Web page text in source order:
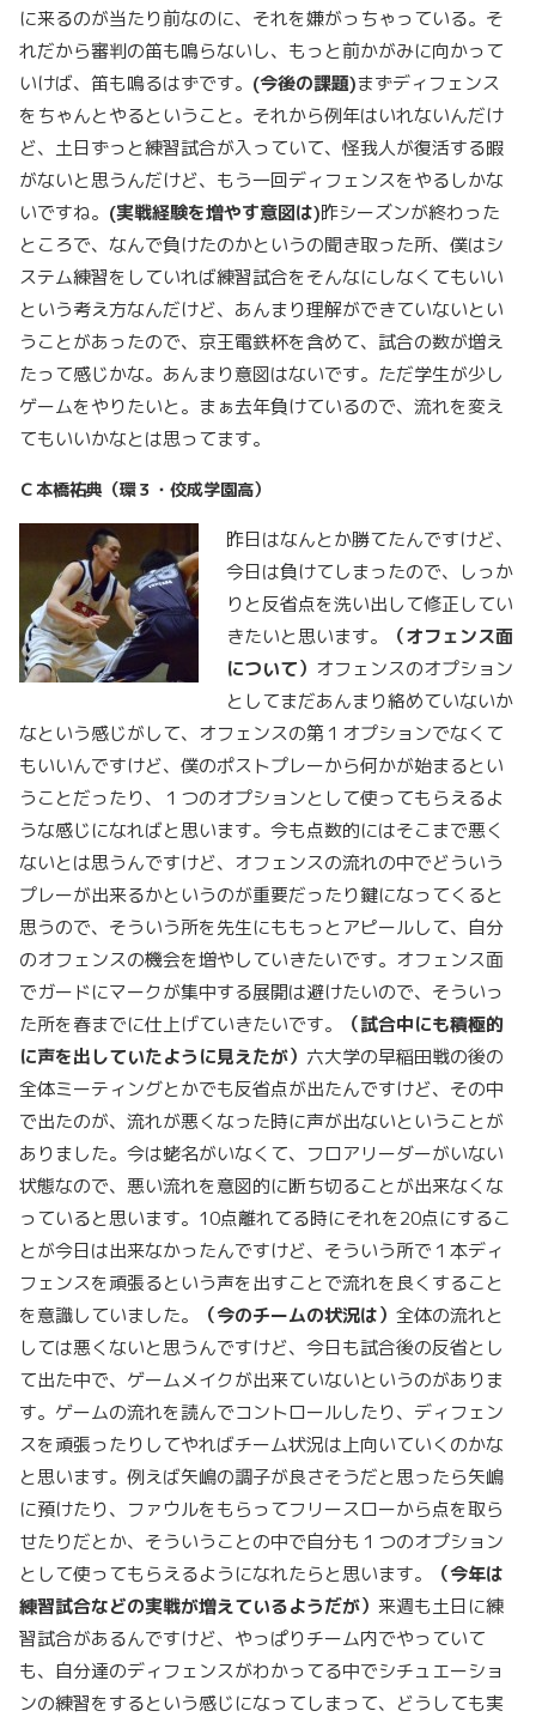
に来るのが当たり前なのに、それを嫌がっちゃっている。そ
れだから審判の笛も鳴らないし、もっと前かがみに向かって
いけば、笛も鳴るはずです。 (今後の課題)まずディフェンス
をちゃんとやるということ。それから例年はいれないんだけ
ど、土日ずっと練習試合が入っていて、怪我人が復活する暇
がないと思うんだけど、もう一回ディフェンスをやるしかな
いですね。 (実戦経験を増やす意図は)昨シーズンが終わった
ところで、なんで負けたのかというの聞き取った所、僕はシ
ステム練習をしていれば練習試合をそんなにしなくてもいい
という考え方なんだけど、あんまり理解ができていないとい
うことがあったので、京王電鉄杯を含めて、試合の数が増え
たって感じかな。あんまり意図はないです。ただ学生が少し
ゲームをやりたいと。まぁ去年負けているので、流れを変え
てもいいかなとは思ってます。
Ｃ本橋祐典（環３・佼成学園高）
昨日はなんとか勝てたんですけど、
今日は負けてしまったので、しっか
りと反省点を洗い出して修正してい
きたいと思います。
（オフェンス面
について） オフェンスのオプション
としてまだあんまり絡めていないか
なという感じがして、オフェンスの第１オプションでなくて
もいいんですけど、僕のポストプレーから何かが始まるとい
うことだったり、１つのオプションとして使ってもらえるよ
うな感じになればと思います。今も点数的にはそこまで悪く
ないとは思うんですけど、オフェンスの流れの中でどういう
プレーが出来るかというのが重要だったり鍵になってくると
思うので、そういう所を先生にももっとアピールして、自分
のオフェンスの機会を増やしていきたいです。オフェンス面
でガードにマークが集中する展開は避けたいので、そういっ
た所を春までに仕上げていきたいです。
（試合中にも積極的
に声を出していたように見えたが） 六大学の早稲田戦の後の
全体ミーティングとかでも反省点が出たんですけど、その中
で出たのが、流れが悪くなった時に声が出ないということが
ありました。今は蛯名がいなくて、フロアリーダーがいない
状態なので、悪い流れを意図的に断ち切ることが出来なくな
っていると思います。10点離れてる時にそれを20点にするこ
とが今日は出来なかったんですけど、そういう所で１本ディ
フェンスを頑張るという声を出すことで流れを良くすること
を意識していました。
（今のチームの状況は） 全体の流れと
しては悪くないと思うんですけど、今日も試合後の反省とし
て出た中で、ゲームメイクが出来ていないというのがありま
す。ゲームの流れを読んでコントロールしたり、ディフェン
スを頑張ったりしてやればチーム状況は上向いていくのかな
と思います。例えば矢嶋の調子が良さそうだと思ったら矢嶋
に預けたり、ファウルをもらってフリースローから点を取ら
せたりだとか、そういうことの中で自分も１つのオプション
として使ってもらえるようになれたらと思います。
（今年は
練習試合などの実戦が増えているようだが） 来週も土日に練
習試合があるんですけど、やっぱりチーム内でやっていて
も、自分達のディフェンスがわかってる中でシチュエーショ
ンの練習をするという感じになってしまって、どうしても実